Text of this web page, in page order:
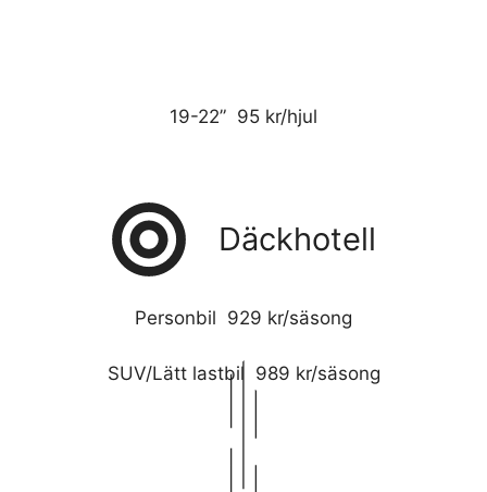
19-22” 95 kr/hjul
Däckhotell
Personbil 929 kr/säsong
SUV/Lätt lastbil 989 kr/säsong